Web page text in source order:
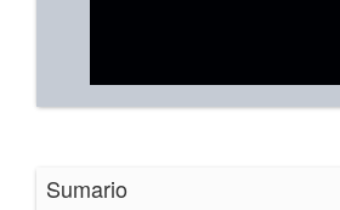
Sumario